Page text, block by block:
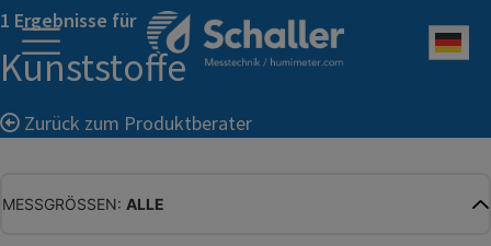
1 Ergebnisse für
Kunststoffe
Zurück zum Produktberater
MESSGRÖSSEN: ALLE